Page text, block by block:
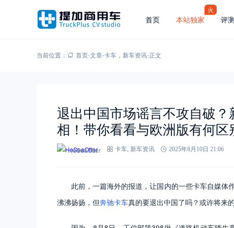
首页 本站独家
火
评
当前位置： 首页-文章-卡车 ， 新车资讯-正文
退出中国市场谣言不攻自破
相！带你看看与欧洲版有何区
HeSeaOtter 卡车 新车资讯 2025年8月10日 21:06
此前，一篇海外的报道，让国内的一些卡车自媒体
沸沸扬扬，但奔驰卡车真的要退出中国了吗？或许将来